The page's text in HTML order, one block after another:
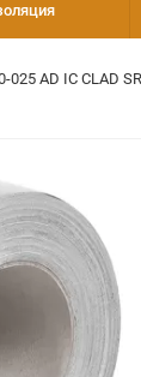
025 AD IC CLAD SR